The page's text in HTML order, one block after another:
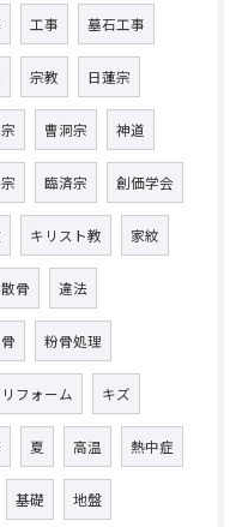
工事 墓石工事
宗教 日蓮宗
曹洞宗 神道
臨済宗 創価学会
キリスト教 家紋
骨 違法
粉骨処理
フォーム キズ
夏 高温 熱中症
基礎 地盤